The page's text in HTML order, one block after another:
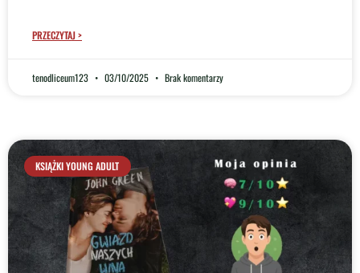
PRZECZYTAJ >
tenodliceum123 03/10/2025 Brak komentarzy
KSIĄŻKI YOUNG ADULT